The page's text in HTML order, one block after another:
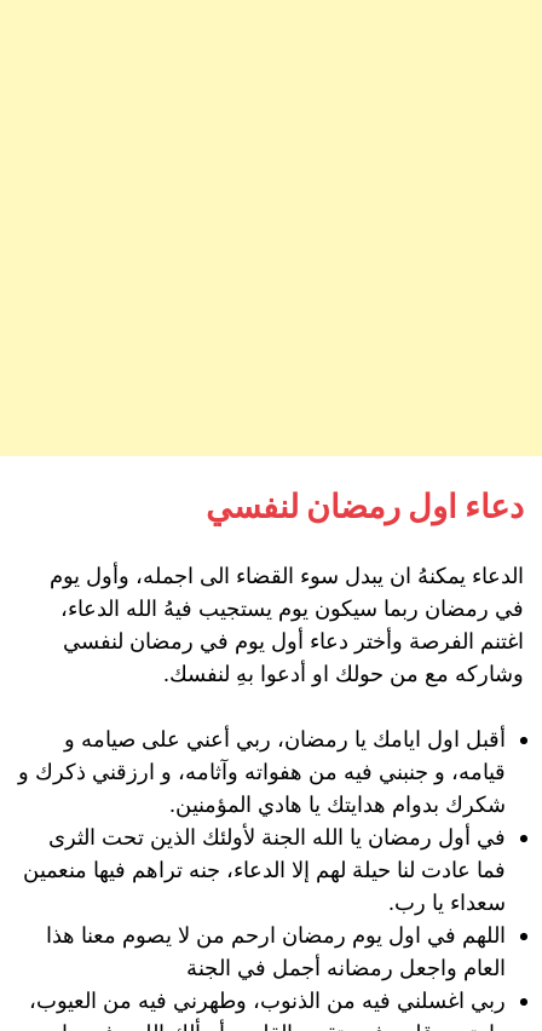
دعاء اول رمضان لنفسي
الدعاء يمكنهُ ان يبدل سوء القضاء الى اجمله، وأول يوم
في رمضان ربما سيكون يوم يستجيب فيهُ الله الدعاء،
اغتنم الفرصة وأختر دعاء أول يوم في رمضان لنفسي
وشاركه مع من حولك او أدعوا بهِ لنفسك.
أقبل اول ايامك يا رمضان، ربي أعني على صيامه و
قيامه، و جنبني فيه من هفواته وآثامه، و ارزقني ذكرك و
شكرك بدوام هدايتك يا هادي المؤمنين.
في أول رمضان يا الله الجنة لأولئك الذين تحت الثرى
فما عادت لنا حيلة لهم إلا الدعاء، جنه تراهم فيها منعمين
سعداء يا رب.
اللهم في اول يوم رمضان ارحم من لا يصوم معنا هذا
العام واجعل رمضانه أجمل في الجنة
ربي اغسلني فيه من الذنوب، وطهرني فيه من العيوب،